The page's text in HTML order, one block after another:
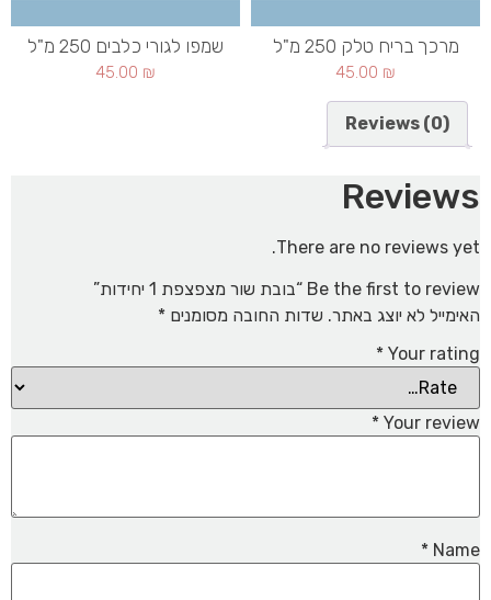
מרכך בריח טלק 250 מ"ל
45.00 ₪
שמפו לגורי כלבים 250 מ"ל
45.00 ₪
Reviews (0)
Reviews
There are no reviews yet.
Be the first to review “בובת שור מצפצפת 1 יחידות”
האימייל לא יוצג באתר. שדות החובה מסומנים *
Your rating
*
Your review
*
Name
*